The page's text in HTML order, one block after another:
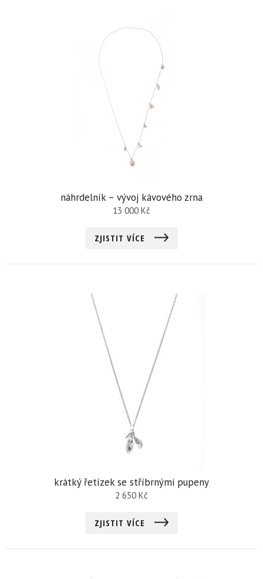
náhrdelník – vývoj kávového zrna
13 000 Kč
ZJISTIT VÍCE
krátký řetízek se stříbrnými pupeny
2 650 Kč
ZJISTIT VÍCE